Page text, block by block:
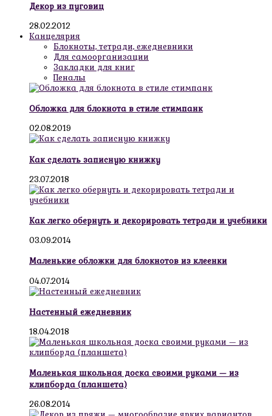
Декор из пуговиц
28.02.2012
Канцелярия
Блокноты, тетради, ежедневники
Для самоорганизации
Закладки для книг
Пеналы
Обложка для блокнота в стиле стимпанк
02.08.2019
Как сделать записную книжку
23.07.2018
Как легко обернуть и декорировать тетради и учебники
03.09.2014
Маленькие обложки для блокнотов из клеенки
04.07.2014
Настенный ежедневник
18.04.2018
Маленькая школьная доска своими руками — из
клипборда (планшета)
26.08.2014